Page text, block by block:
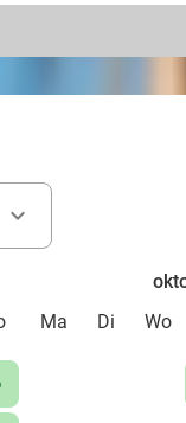
ga je 3 uur lang op
en kanalen.
even in een
Ma
Di Wo